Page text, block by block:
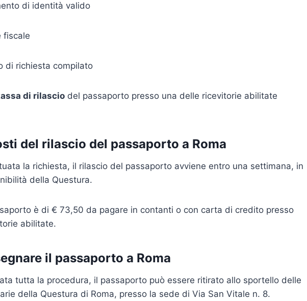
di identità valido
fiscale
di richiesta compilato
di rilascio del passaporto presso una delle ricevitorie abilitate
del rilascio del passaporto a Roma
la richiesta, il rilascio del passaporto avviene entro una settimana, in
della Questura.
è di € 73,50 da pagare in contanti o con carta di credito presso
abilitate.
il passaporto a Roma
tutta la procedura, il passaporto può essere ritirato allo sportello delle
della Questura di Roma, presso la sede di Via San Vitale n. 8.